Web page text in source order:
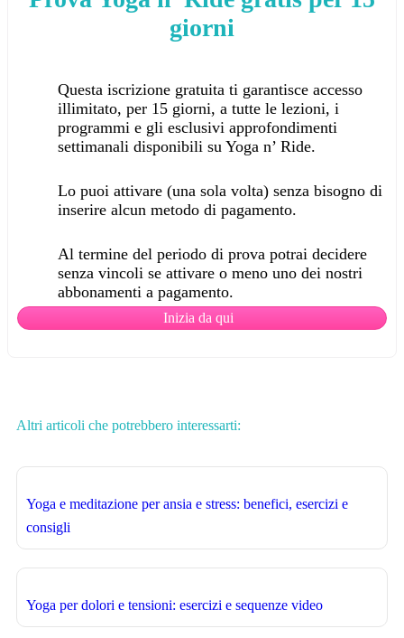
giorni
Questa iscrizione gratuita ti garantisce accesso
illimitato, per 15 giorni, a tutte le lezioni, i
programmi e gli esclusivi approfondimenti
settimanali disponibili su Yoga n’ Ride.
Lo puoi attivare (una sola volta) senza bisogno di
inserire alcun metodo di pagamento.
Al termine del periodo di prova potrai decidere
senza vincoli se attivare o meno uno dei nostri
abbonamenti a pagamento.
Inizia da qui
Altri articoli che potrebbero interessarti:
Yoga e meditazione per ansia e stress: benefici, esercizi e
consigli
Yoga per dolori e tensioni: esercizi e sequenze video